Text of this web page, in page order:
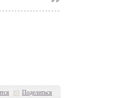
Поделиться